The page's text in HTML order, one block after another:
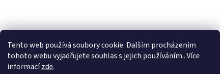
Tento web používá soubory cookie. Dalším procházením
tohoto webu vyjadřujete souhlas s jejich používáním.. Více
informacízde.
Z
Retro-Darky.cz Krowki.cz